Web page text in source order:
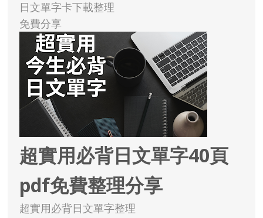
日文單字卡下載整理
免費分享
超實用必背日文單字40頁
pdf免費整理分享
超實用必背日文單字整理